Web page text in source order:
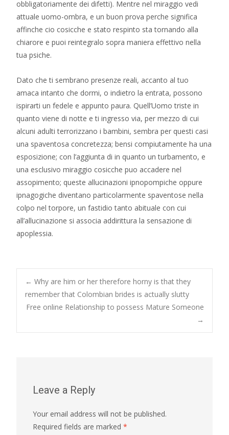
obbligatoriamente dei difetti). Mentre nel miraggio vedi
attuale uomo-ombra, e un buon prova perche significa
affinche cio cosicche e stato respinto sta tornando alla
chiarore e puoi reintegralo sopra maniera effettivo nella
tua psiche.
Dato che ti sembrano presenze reali, accanto al tuo
amaca intanto che dormi, o indietro la entrata, possono
ispirarti un fedele e appunto paura. Quell’Uomo triste in
quanto viene di notte e ti ingresso via, per mezzo di cui
alcuni adulti terrorizzano i bambini, sembra per questi casi
una spaventosa concretezza; bensi compiutamente ha una
esposizione; con l’aggiunta di in quanto un turbamento, e
una esclusivo miraggio cosicche puo accadere nel
assopimento; queste allucinazioni ipnopompiche oppure
ipnagogiche diventano particolarmente spaventose nella
colpo nel torpore, un fastidio tanto abituale con cui
all’allucinazione si associa addirittura la sensazione di
apoplessia.
Post
navigation
← Why are him or her therefore horny is that they
remember that Colombian brides is actually slutty
Free online Relationship to possess Mature Someone
→
Leave a Reply
Your email address will not be published.
Required fields are marked *